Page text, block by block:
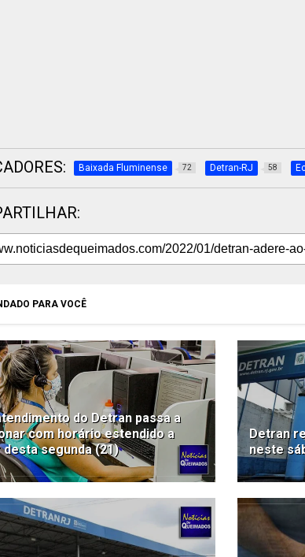
Baixada Fluminense 72 Detran-RJ 58
PARA VOCÊ
do Detran passa a
com horário estendido a
segunda (21)
Detran
neste